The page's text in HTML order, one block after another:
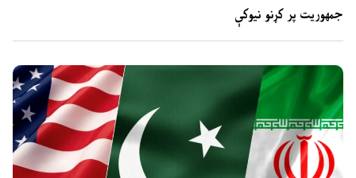
جمهوریت پر کړنو نیوکې